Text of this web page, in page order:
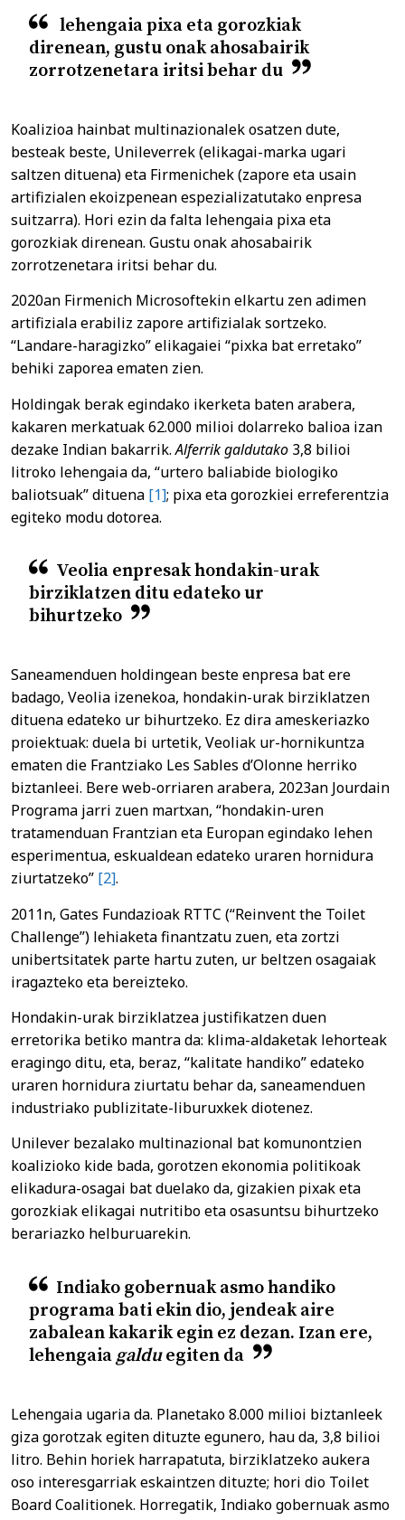
lehengaia pixa eta gorozkiak
direnean, gustu onak ahosabairik
zorrotzenetara iritsi behar du
Koalizioa hainbat multinazionalek osatzen dute,
besteak beste, Unileverrek (elikagai-marka ugari
saltzen dituena) eta Firmenichek (zapore eta usain
artifizialen ekoizpenean espezializatutako enpresa
suitzarra). Hori ezin da falta lehengaia pixa eta
gorozkiak direnean. Gustu onak ahosabairik
zorrotzenetara iritsi behar du.
2020an Firmenich Microsoftekin elkartu zen adimen
artifiziala erabiliz zapore artifizialak sortzeko.
“Landare-haragizko” elikagaiei “pixka bat erretako”
behiki zaporea ematen zien.
Holdingak berak egindako ikerketa baten arabera,
kakaren merkatuak 62.000 milioi dolarreko balioa izan
dezake Indian bakarrik.Alferrik galdutako 3,8 bilioi
litroko lehengaia da, “urtero baliabide biologiko
baliotsuak” dituena [1]; pixa eta gorozkiei erreferentzia
egiteko modu dotorea.
Veolia enpresak hondakin-urak
birziklatzen ditu edateko ur
bihurtzeko
Saneamenduen holdingean beste enpresa bat ere
badago, Veolia izenekoa, hondakin-urak birziklatzen
dituena edateko ur bihurtzeko. Ez dira ameskeriazko
proiektuak: duela bi urtetik, Veoliak ur-hornikuntza
ematen die Frantziako Les Sables d’Olonne herriko
biztanleei. Bere web-orriaren arabera, 2023an Jourdain
Programa jarri zuen martxan, “hondakin-uren
tratamenduan Frantzian eta Europan egindako lehen
esperimentua, eskualdean edateko uraren hornidura
ziurtatzeko” [2].
2011n, Gates Fundazioak RTTC (“Reinvent the Toilet
Challenge”) lehiaketa finantzatu zuen, eta zortzi
unibertsitatek parte hartu zuten, ur beltzen osagaiak
iragazteko eta bereizteko.
Hondakin-urak birziklatzea justifikatzen duen
erretorika betiko mantra da: klima-aldaketak lehorteak
eragingo ditu, eta, beraz, “kalitate handiko” edateko
uraren hornidura ziurtatu behar da, saneamenduen
industriako publizitate-liburuxkek diotenez.
Unilever bezalako multinazional bat komunontzien
koalizioko kide bada, gorotzen ekonomia politikoak
elikadura-osagai bat duelako da, gizakien pixak eta
gorozkiak elikagai nutritibo eta osasuntsu bihurtzeko
berariazko helburuarekin.
Indiako gobernuak asmo handiko
programa bati ekin dio, jendeak aire
zabalean kakarik egin ez dezan. Izan ere,
lehengaia galduegiten da
Lehengaia ugaria da. Planetako 8.000 milioi biztanleek
giza gorotzak egiten dituzte egunero, hau da, 3,8 bilioi
litro. Behin horiek harrapatuta, birziklatzeko aukera
oso interesgarriak eskaintzen dituzte; hori dio Toilet
Board Coalitionek. Horregatik, Indiako gobernuak asmo